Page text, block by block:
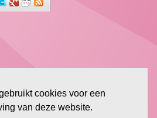
cookies voor een
van deze website.